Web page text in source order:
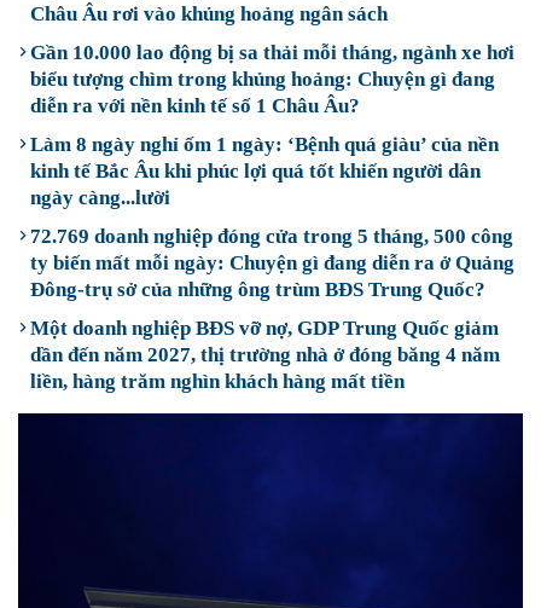
Châu Âu rơi vào khủng hoảng ngân sách
Gần 10.000 lao động bị sa thải mỗi tháng, ngành xe hơi
biểu tượng chìm trong khủng hoảng: Chuyện gì đang
diễn ra với nền kinh tế số 1 Châu Âu?
Làm 8 ngày nghỉ ốm 1 ngày: ‘Bệnh quá giàu’ của nền
kinh tế Bắc Âu khi phúc lợi quá tốt khiến người dân
ngày càng...lười
72.769 doanh nghiệp đóng cửa trong 5 tháng, 500 công
ty biến mất mỗi ngày: Chuyện gì đang diễn ra ở Quảng
Đông-trụ sở của những ông trùm BĐS Trung Quốc?
Một doanh nghiệp BĐS vỡ nợ, GDP Trung Quốc giảm
dần đến năm 2027, thị trường nhà ở đóng băng 4 năm
liền, hàng trăm nghìn khách hàng mất tiền